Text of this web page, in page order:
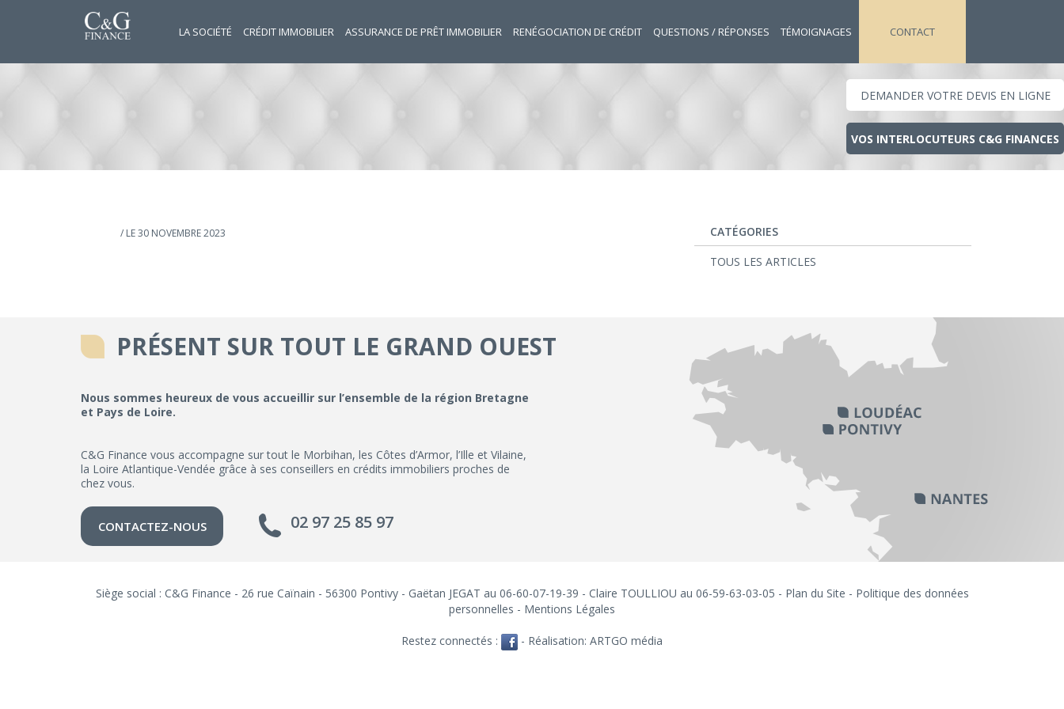
LA SOCIÉTÉ CRÉDIT IMMOBILIER ASSURANCE DE PRÊT IMMOBILIER RENÉGOCIATION DE CRÉDIT QUESTIONS / RÉPONSES TÉMOIGNAGES CONTACT
DEMANDER VOTRE DEVIS EN LIGNE
VOS INTERLOCUTEURS C&G FINANCES
/ LE 30 NOVEMBRE 2023
CATÉGORIES
TOUS LES ARTICLES
PRÉSENT SUR TOUT LE GRAND OUEST
Nous sommes heureux de vous accueillir sur l’ensemble de la région Bretagne
et Pays de Loire.
C&G Finance vous accompagne sur tout le Morbihan, les Côtes d’Armor, l’Ille et Vilaine,
la Loire Atlantique-Vendée grâce à ses conseillers en crédits immobiliers proches de
chez vous.
CONTACTEZ-NOUS 02 97 25 85 97
Siège social : C&G Finance - 26 rue Caïnain - 56300 Pontivy - Gaëtan JEGAT au 06-60-07-19-39 - Claire TOULLIOU au 06-59-63-03-05 - Plan du Site - Politique des données
personnelles - Mentions Légales
Restez connectés : - Réalisation: ARTGO média